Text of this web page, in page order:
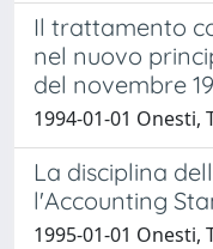
Il trattamento
nel nuovo
del novembre
1994-01-01 Onesti,
La disciplina
l'Accounting
1995-01-01 Onesti,